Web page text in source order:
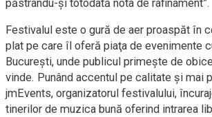
păstrandu-și totodată nota de rafinament”.
Festivalul este o gură de aer proaspăt în
plat pe care îl oferă piaţa de evenimente
Bucureşti, unde publicul primeşte de
vinde. Punând accentul pe calitate şi mai
jmEvents, organizatorul festivalului,
tinerilor de muzica bună oferind intrarea